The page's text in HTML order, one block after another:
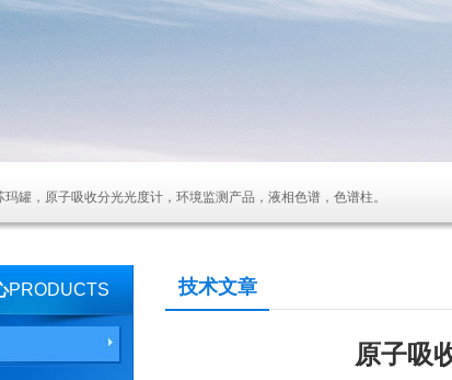
玛罐，原子吸收分光光度计，环境监测产品，液相色谱，色谱柱。
PRODUCTS 技术文章
原子吸